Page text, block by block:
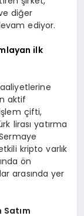
diğer
ediyor.
ilk
aktif
çifti,
lirası yatırma
kripto varlık
ön
arasında yer
Satım